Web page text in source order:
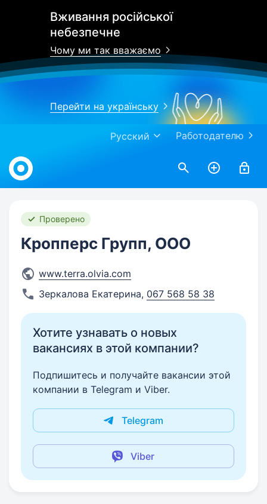
Вживання російської
небезпечне
Чому ми так вважаємо
Перейти на українську
Работодателю
Русский
Work.ua
Проверено
Кропперс Групп, ООО
www.terra.olvia.com
Зеркалова Екатерина, 067 568 58 38
Хотите узнавать о новых
вакансиях в этой компании?
Подпишитесь и получайте вакансии этой
компании в Telegram и Viber.
Telegram
Viber